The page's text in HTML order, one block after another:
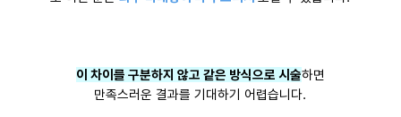
이 차이를 구분하지 않고 같은 방식으로 시술하면
만족스러운 결과를 기대하기 어렵습니다.